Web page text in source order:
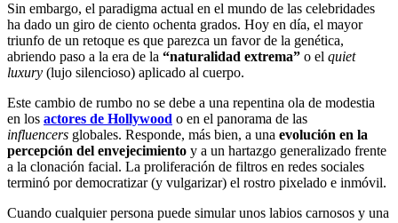
Sin embargo, el paradigma actual en el mundo de las celebridades
ha dado un giro de ciento ochenta grados. Hoy en día, el mayor
triunfo de un retoque es que parezca un favor de la genética,
abriendo paso a la era de la “naturalidad extrema” o el quiet
luxury (lujo silencioso) aplicado al cuerpo.
Este cambio de rumbo no se debe a una repentina ola de modestia
en los actores de Hollywood o en el panorama de las
influencers globales. Responde, más bien, a una evolución en la
percepción del envejecimiento y a un hartazgo generalizado frente
a la clonación facial. La proliferación de filtros en redes sociales
terminó por democratizar (y vulgarizar) el rostro pixelado e inmóvil.
Cuando cualquier persona puede simular unos labios carnosos y una